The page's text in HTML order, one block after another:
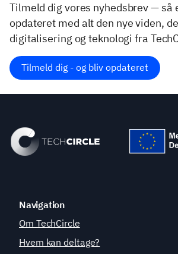
Tilmeld dig vores nyhedsbrev — så
opdateret med alt den nye viden,
digitalisering og teknologi fra
Tilmeld dig - og bliv opdateret
Navigation
Om TechCircle
Hvem kan deltage?